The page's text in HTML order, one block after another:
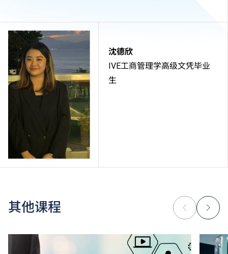
沈德欣
IVE工商管理学高级文凭毕业
生
其他课程